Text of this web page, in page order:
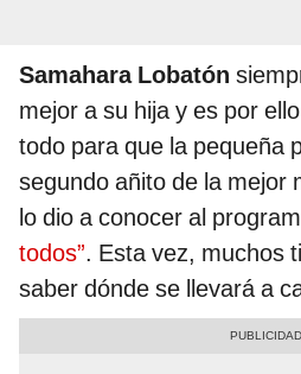
Samahara Lobatón
mejor a su hija y es por
todo para que la pequeña
segundo añito de la mejor
lo dio a conocer al
todos”. Esta vez, muchos
saber dónde se llevará a